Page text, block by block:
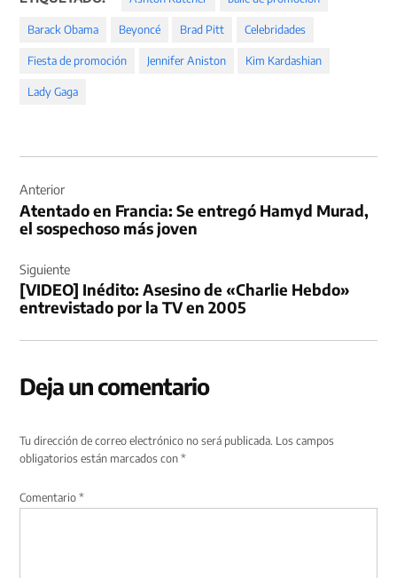
Barack Obama Beyoncé Brad Pitt Celebridades
Fiesta de promoción Jennifer Aniston Kim Kardashian
Lady Gaga
de
entradas
Anterior
Atentado en Francia: Se entregó Hamyd Murad,
el sospechoso más joven
Siguiente
[VIDEO] Inédito: Asesino de «Charlie Hebdo»
entrevistado por la TV en 2005
Deja un comentario
Tu dirección de correo electrónico no será publicada. Los campos
obligatorios están marcados con*
Comentario*